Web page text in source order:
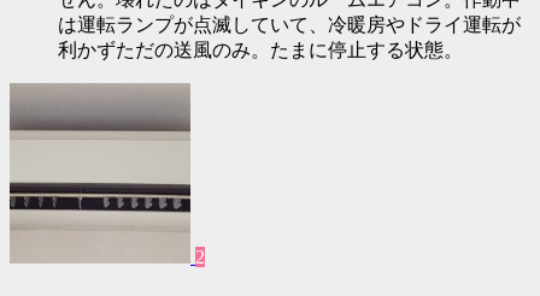
は運転ランプが点滅していて、冷暖房やドライ運転が
利かずただの送風のみ。たまに停止する状態。
2